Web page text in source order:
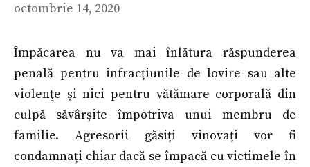
octombrie 14, 2020
Împăcarea nu va mai înlătura răspunderea
penală pentru infracțiunile de lovire sau alte
violenţe și nici pentru vătămare corporală din
culpă săvârșite împotriva unui membru de
familie. Agresorii găsiți vinovați vor fi
condamnați chiar dacă se împacă cu victimele în